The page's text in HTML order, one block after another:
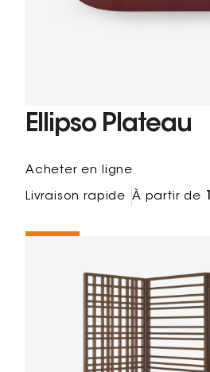
Ellipso Plateau
Acheter en ligne
Livraison rapide À partir de